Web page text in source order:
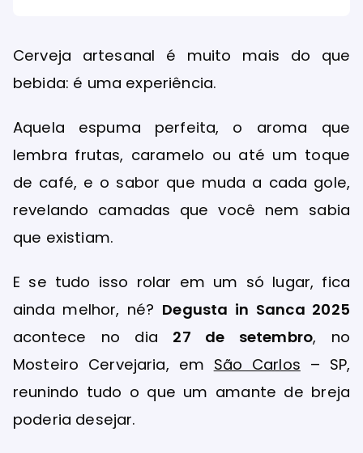
Cerveja artesanal é muito mais do que
bebida: é uma experiência.
Aquela espuma perfeita, o aroma que
lembra frutas, caramelo ou até um toque
de café, e o sabor que muda a cada gole,
revelando camadas que você nem sabia
que existiam.
E se tudo isso rolar em um só lugar, fica
ainda melhor, né? Degusta in Sanca 2025
acontece no dia 27 de setembro, no
Mosteiro Cervejaria, em São Carlos – SP,
reunindo tudo o que um amante de breja
poderia desejar.